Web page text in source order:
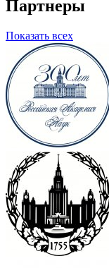
Партнеры
Показать всех